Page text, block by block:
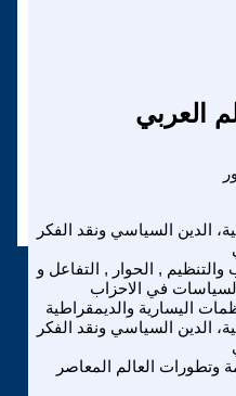
العربي
الدين السياسي ونقد الفكر
والتنظيم , الحوار , التفاعل و
في الاحزاب
اليسارية والديمقراطية
الدين السياسي ونقد الفكر
وتطورات العالم المعاصر